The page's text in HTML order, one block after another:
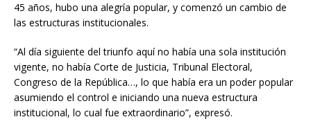
45 años, hubo una alegría popular, y comenzó un cambio de
las estructuras institucionales.
“Al día siguiente del triunfo aquí no había una sola institución
vigente, no había Corte de Justicia, Tribunal Electoral,
Congreso de la República…, lo que había era un poder popular
asumiendo el control e iniciando una nueva estructura
institucional, lo cual fue extraordinario”, expresó.